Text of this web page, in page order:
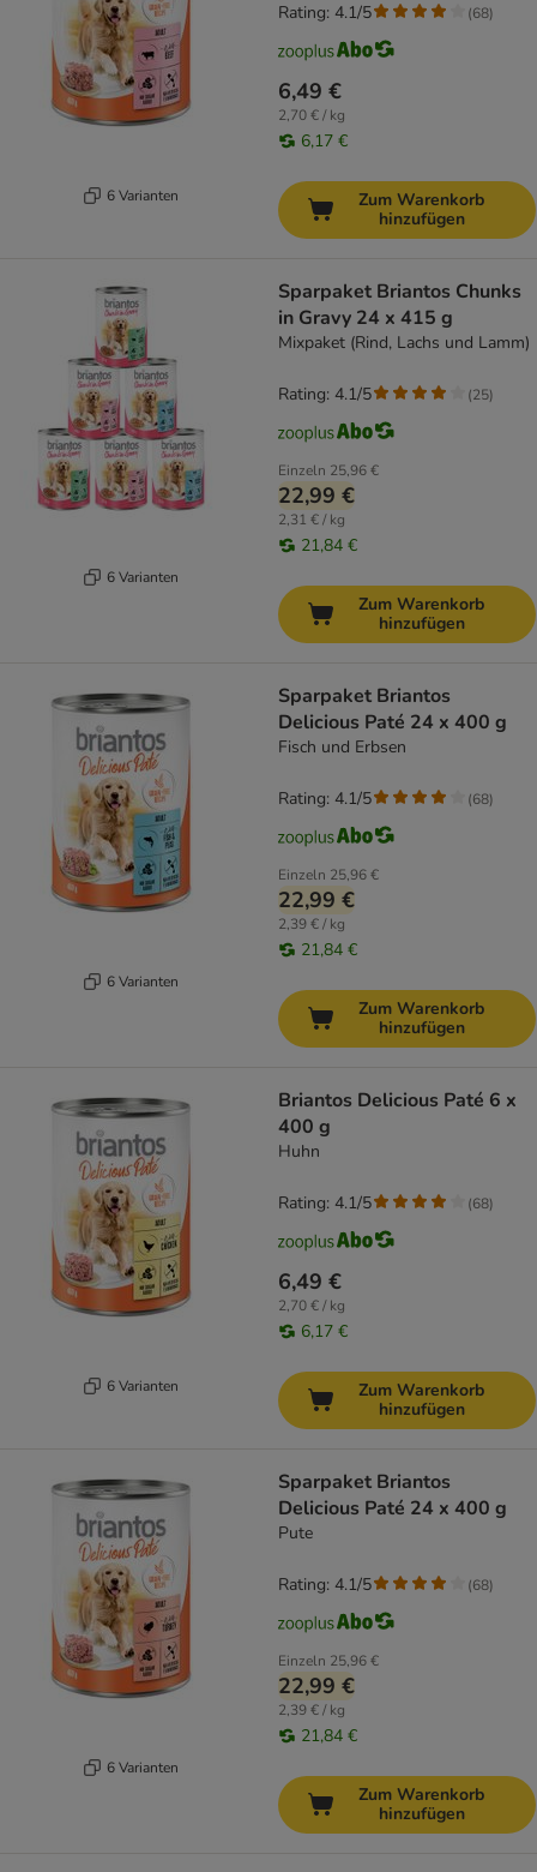
6 Varianten
6,49 €
2,70 € / kg
6,17 €
Rating: 4.1/5 (68)
Zum Warenkorb
hinzufügen
6 Varianten
Sparpaket Briantos Chunks
in Gravy 24 x 415 g
Mixpaket (Rind, Lachs und Lamm)
Einzeln 25,96 €
22,99 €
2,31 € / kg
21,84 €
Rating: 4.1/5 (25)
Zum Warenkorb
hinzufügen
6 Varianten
Sparpaket Briantos
Delicious Paté 24 x 400 g
Fisch und Erbsen
Einzeln 25,96 €
22,99 €
2,39 € / kg
21,84 €
Rating: 4.1/5 (68)
Zum Warenkorb
hinzufügen
6 Varianten
Briantos Delicious Paté 6 x
400 g
Huhn
6,49 €
2,70 € / kg
6,17 €
Rating: 4.1/5 (68)
Zum Warenkorb
hinzufügen
6 Varianten
Sparpaket Briantos
Delicious Paté 24 x 400 g
Pute
Einzeln 25,96 €
22,99 €
2,39 € / kg
21,84 €
Rating: 4.1/5 (68)
Zum Warenkorb
hinzufügen